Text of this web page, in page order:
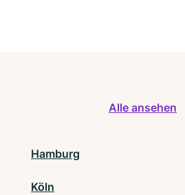
Alle ansehen
Hamburg
Köln